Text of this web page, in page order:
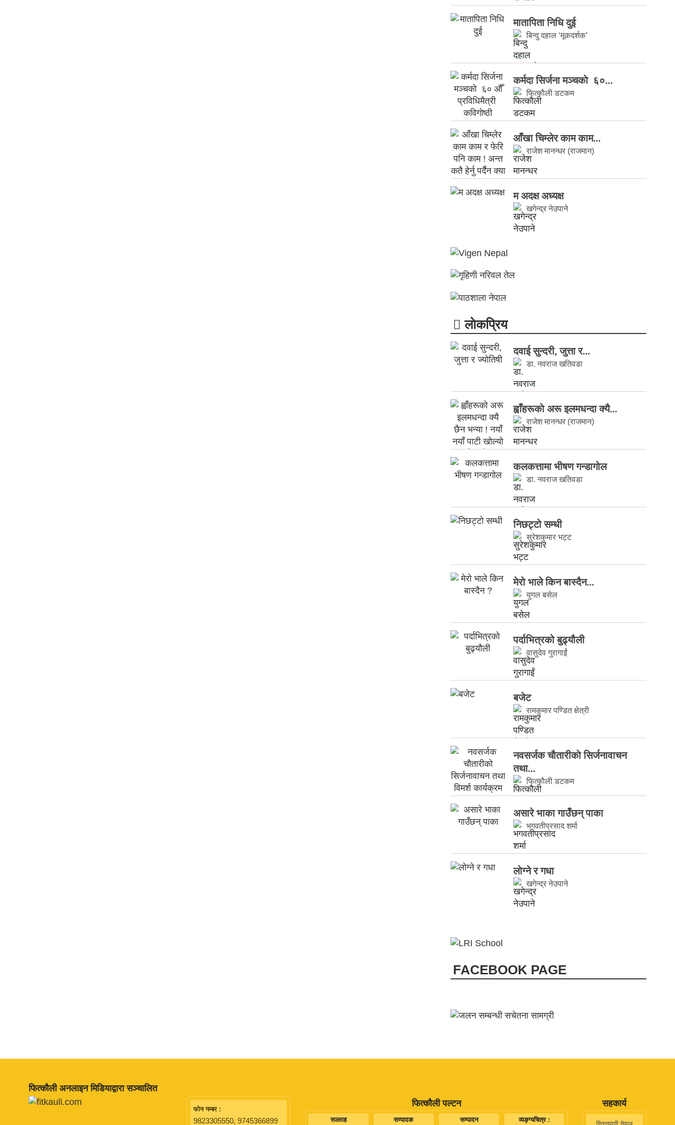
मातापिता निधि दुई
बिन्दु दहाल ‘मूकदर्शक’
कर्मदा सिर्जना मञ्चकाे ६०...
फित्काैली डटकम
आँखा चिम्लेर काम काम...
राजेश मानन्धर (राजमान)
म अदक्ष अध्यक्ष
खगेन्द्र नेउपाने
लाेकप्रिय
दवाई सुन्दरी, जुत्ता र...
डा. नवराज खतिवडा
ह्वाँहरूकाे अरू इलमधन्दा क्यै...
राजेश मानन्धर (राजमान)
कलकत्तामा भीषण गन्डागोल
डा. नवराज खतिवडा
निछट्टो सम्धी
सुरेशकुमार भट्ट
मेरो भाले किन बास्दैन...
युगल बसेल
पर्दाभित्रको बुढ्यौली
वासुदेव गुरागाईं
बजेट
रामकुमार पण्डित क्षेत्री
नवसर्जक चाैतारीकाे सिर्जनावाचन
तथा...
फित्काैली डटकम
असारे भाका गाउँछन् पाका
भगवतीप्रसाद शर्मा
लाेग्ने र गधा
खगेन्द्र नेउपाने
FACEBOOK PAGE
फित्काैली अनलाइन मिडियाद्वारा सञ्चालित
फाेन नम्बर :
9823305550, 9745366899
फित्कौली पल्टन
सल्लाह सम्पादक सम्पादन व्यङ्ग्यचित्र :
सहकार्य